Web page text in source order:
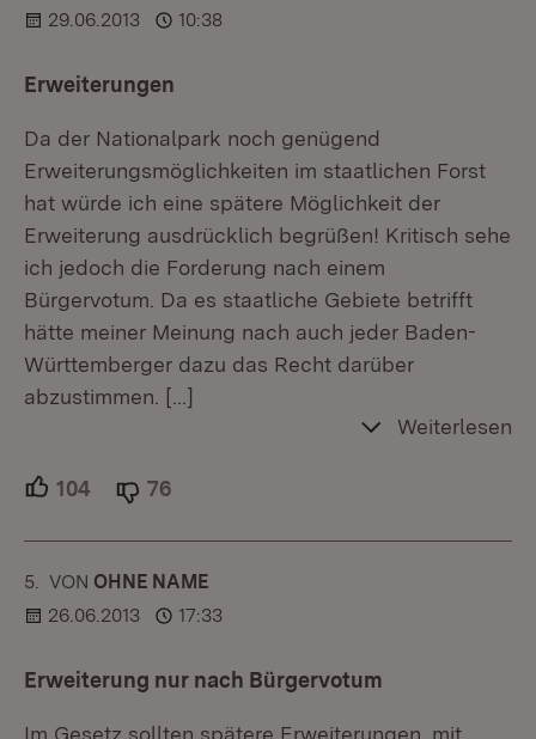
29.06.2013
10:38
Erweiterungen
Da der Nationalpark noch genügend
Erweiterungsmöglichkeiten im staatlichen Forst
hat würde ich eine spätere Möglichkeit der
Erweiterung ausdrücklich begrüßen! Kritisch sehe
ich jedoch die Forderung nach einem
Bürgervotum. Da es staatliche Gebiete betrifft
hätte meiner Meinung nach auch jeder Baden-
Württemberger dazu das Recht darüber
abzustimmen. […]
Weiterlesen
104 Unterstützer.
76
5. KOMMENTAR
VON :OHNE NAME
26.06.2013
17:33
Erweiterung nur nach Bürgervotum
Im Gesetz sollten spätere Erweiterungen, mit